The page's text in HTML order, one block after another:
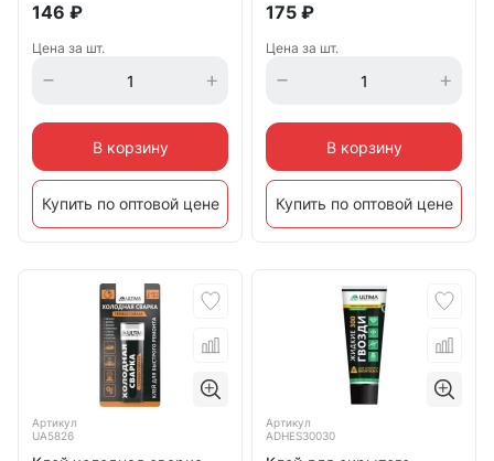
146 ₽
Цена за шт.
В корзину
Купить по оптовой цене
175 ₽
Цена за шт.
В корзину
Купить по оптовой цене
Артикул
UA5826
Артикул
ADHES30030